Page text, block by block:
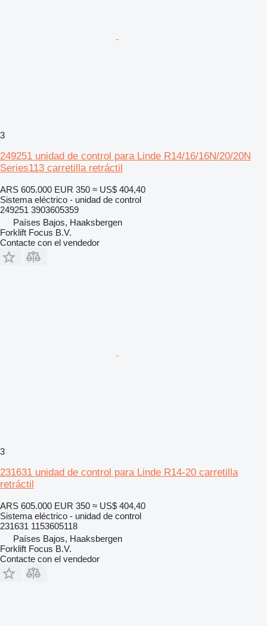
3
249251 unidad de control para Linde R14/16/16N/20/20N
Series113 carretilla retráctil
ARS 605.000 EUR 350 ≈ US$ 404,40
Sistema eléctrico - unidad de control
249251 3903605359
Países Bajos, Haaksbergen
Forklift Focus B.V.
Contacte con el vendedor
3
231631 unidad de control para Linde R14-20 carretilla
retráctil
ARS 605.000 EUR 350 ≈ US$ 404,40
Sistema eléctrico - unidad de control
231631 1153605118
Países Bajos, Haaksbergen
Forklift Focus B.V.
Contacte con el vendedor